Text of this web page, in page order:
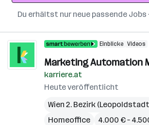
Du erhältst nur neue passende
Einblicke Videos
Marketing Automation
karriere.at
Heute veröffentlicht
Wien 2. Bezirk
Homeoffice
4.000 € –